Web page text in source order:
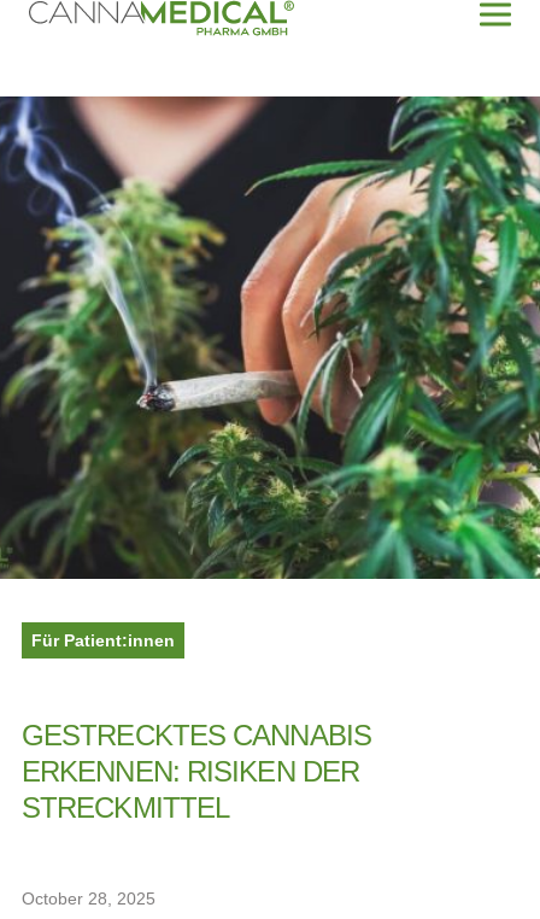
Für Patient:innen
GESTRECKTES CANNABIS
ERKENNEN: RISIKEN DER
STRECKMITTEL
October 28, 2025